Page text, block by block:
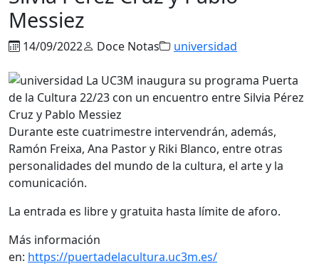
Messiez
14/09/2022 Doce Notas universidad
Durante este cuatrimestre intervendrán, además,
Ramón Freixa, Ana Pastor y Riki Blanco, entre otras
personalidades del mundo de la cultura, el arte y la
comunicación.
La entrada es libre y gratuita hasta límite de aforo.
Más información
en: https://puertadelacultura.uc3m.es/